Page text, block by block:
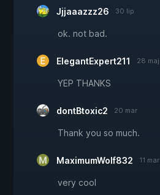
Jjjaaazzz26 30 lip
ok. not bad.
ElegantExpert211 28 maj
YEP THANKS
dontBtoxic2 20 mar
Thank you so much.
MaximumWolf832 11 mar
very cool